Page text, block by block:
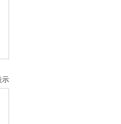
示